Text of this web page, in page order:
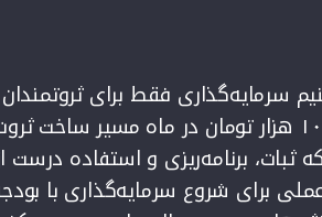
سرمایه‌گذاری فقط برای
که می‌توانید با ۵۰ تا ۱۰۰ هزار تومان در ماه
ثبات، برنامه‌ریزی و استفاده
برای شروع سرمایه‌گذاری با